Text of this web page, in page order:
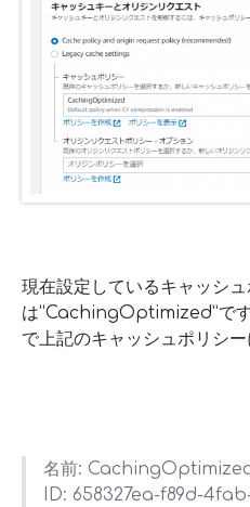
現在設定しているキャッシ
は“CachingOptimized”で
で上記のキャッシュポリシ
名前:
ID: 658327ea-f89d-